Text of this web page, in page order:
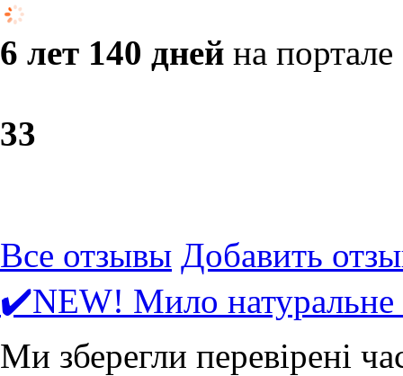
6 лет 140 дней на портале
33
Все отзывы Добавить
✔️NEW! Мило
Ми зберегли перевірені